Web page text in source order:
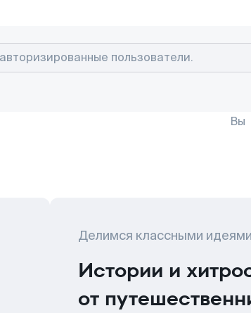
Вы
Делимся классными идеями
Истории и
от